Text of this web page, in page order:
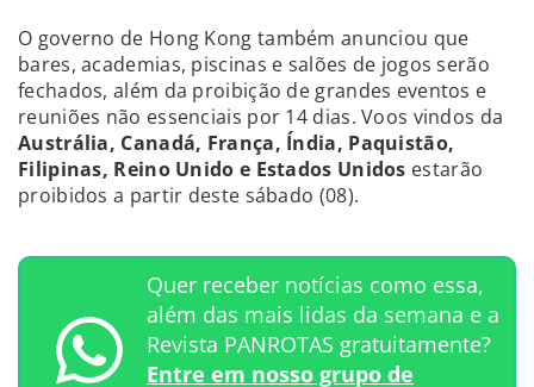
O governo de Hong Kong também anunciou que
bares, academias, piscinas e salões de jogos serão
fechados, além da proibição de grandes eventos e
reuniões não essenciais por 14 dias. Voos vindos da
Austrália, Canadá, França, Índia, Paquistão,
Filipinas, Reino Unido e Estados Unidos estarão
proibidos a partir deste sábado (08).
Quer receber notícias como essa,
além das mais lidas da semana e a
Revista PANROTAS gratuitamente?
Entre em nosso grupo de